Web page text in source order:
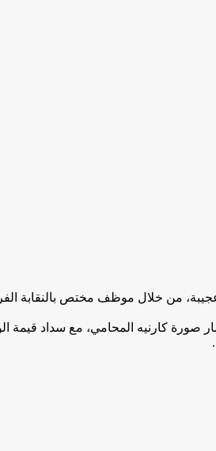
بورسعيد، ورأس البر، ومرسى مطروح، وعجيبة، من خلال